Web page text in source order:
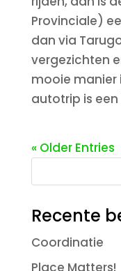
Provinciale)
dan via
vergezichten
mooie manier
autotrip is een
« Older Entries
Recente
Coordinatie
Place Matters!